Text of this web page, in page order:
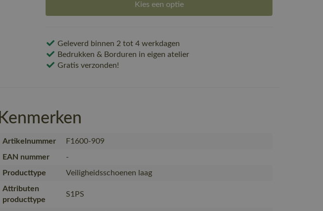
Kies een optie
Geleverd binnen 2 tot 4 werkdagen
Bedrukken & Borduren in eigen atelier
Gratis verzonden!
Kenmerken
Artikelnummer
F1600-909
EAN nummer
-
Producttype
Veiligheidsschoenen laag
Attributen
producttype
S1PS